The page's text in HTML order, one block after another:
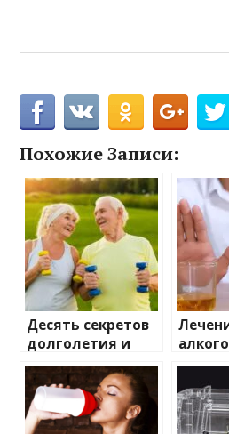
Похожие Записи:
Десять секретов
долголетия и
здоровья в
зрелом возрасте